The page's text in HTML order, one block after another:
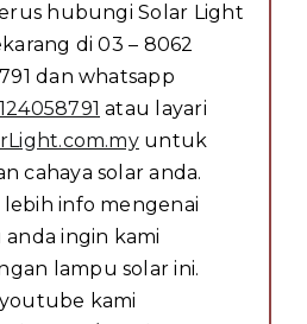
hubungi Solar Light
di 03 – 8062
dan whatsapp
atau layari
untuk
cahaya solar anda.
info mengenai
anda ingin kami
lampu solar ini.
kami